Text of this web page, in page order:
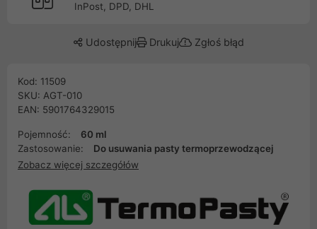
InPost, DPD, DHL
Udostępnij Drukuj Zgłoś błąd
Kod: 11509
SKU: AGT-010
EAN: 5901764329015
Pojemność:
60 ml
Zastosowanie:
Do usuwania pasty termoprzewodzącej
Zobacz więcej szczegółów